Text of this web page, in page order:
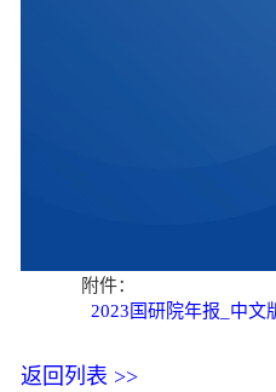
附件：
2023国研院年报_中文
返回列表 >>